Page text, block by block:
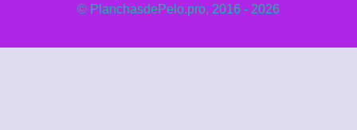
© PlanchasdePelo.pro, 2016 - 2026